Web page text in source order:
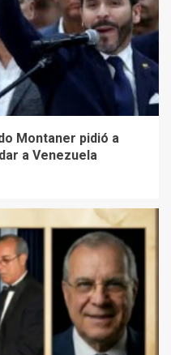
Montaner pidió a
a Venezuela